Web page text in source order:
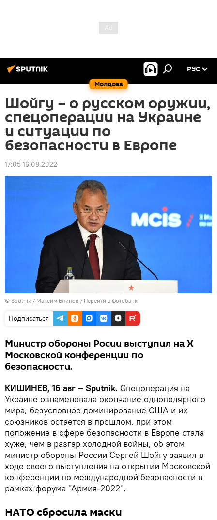
Молдова
РУС
Шойгу – о русском оружии,
спецоперации на Украине
и ситуации по
безопасности в Европе
17:05 16.08.2022
© Sputnik / Максим Блинов / Перейти в фотобанк
Подписаться
Министр обороны Росии выступил на X
Московской конференции по
безопасности.
КИШИНЕВ, 16 авг – Sputnik. Спецоперация на
Украине ознаменовала окончание однополярного
мира, безусловное доминирование США и их
союзников остается в прошлом, при этом
положение в сфере безопасности в Европе стала
хуже, чем в разгар холодной войны, об этом
министр обороны России Сергей Шойгу заявил в
ходе своего выступления на открытии Московской
конференции по международной безопасности в
рамках форума "Армия-2022".
НАТО сбросила маски